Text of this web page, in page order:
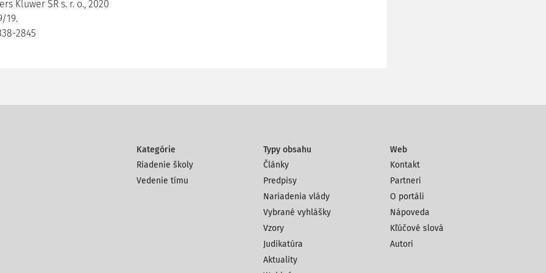
Kluwer SR s. r. o., 2020
19.
2845
Kategórie
Riadenie školy
Vedenie tímu
Typy obsahu
Články
Predpisy
Nariadenia vlády
Vybrané vyhlášky
Vzory
Judikatúra
Aktuality
Web
Kontakt
Partneri
O portáli
Nápoveda
Kľúčové slová
Autori